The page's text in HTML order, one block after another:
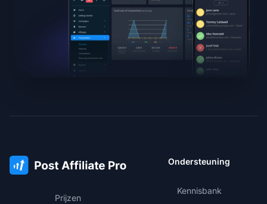
Prijzen
Ondersteuning
Kennisbank